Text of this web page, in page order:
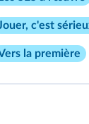
c'est
la première